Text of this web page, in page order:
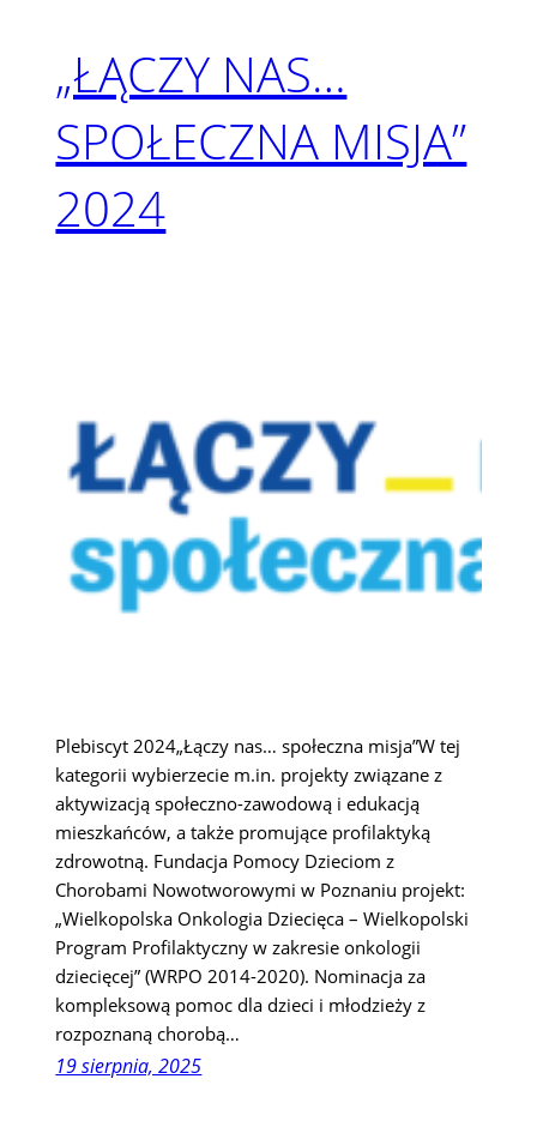
„ŁĄCZY NAS…
SPOŁECZNA MISJA”
2024
Plebiscyt 2024„Łączy nas… społeczna misja”W tej
kategorii wybierzecie m.in. projekty związane z
aktywizacją społeczno-zawodową i edukacją
mieszkańców, a także promujące profilaktyką
zdrowotną. Fundacja Pomocy Dzieciom z
Chorobami Nowotworowymi w Poznaniu projekt:
„Wielkopolska Onkologia Dziecięca – Wielkopolski
Program Profilaktyczny w zakresie onkologii
dziecięcej” (WRPO 2014-2020). Nominacja za
kompleksową pomoc dla dzieci i młodzieży z
rozpoznaną chorobą…
19 sierpnia, 2025